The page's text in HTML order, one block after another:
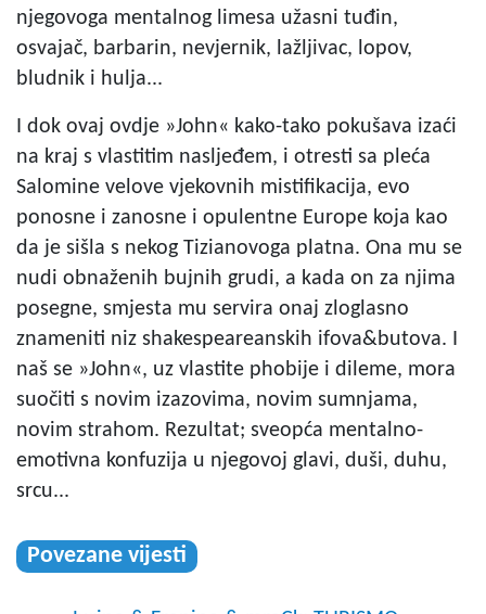
njegovoga mentalnog limesa užasni tuđin,
osvajač, barbarin, nevjernik, lažljivac, lopov,
bludnik i hulja...
I dok ovaj ovdje »John« kako-tako pokušava izaći
na kraj s vlastitim nasljeđem, i otresti sa pleća
Salomine velove vjekovnih mistifikacija, evo
ponosne i zanosne i opulentne Europe koja kao
da je sišla s nekog Tizianovoga platna. Ona mu se
nudi obnaženih bujnih grudi, a kada on za njima
posegne, smjesta mu servira onaj zloglasno
znameniti niz shakespeareanskih ifova&butova. I
naš se »John«, uz vlastite phobije i dileme, mora
suočiti s novim izazovima, novim sumnjama,
novim strahom. Rezultat; sveopća mentalno-
emotivna konfuzija u njegovoj glavi, duši, duhu,
srcu...
Povezane vijesti